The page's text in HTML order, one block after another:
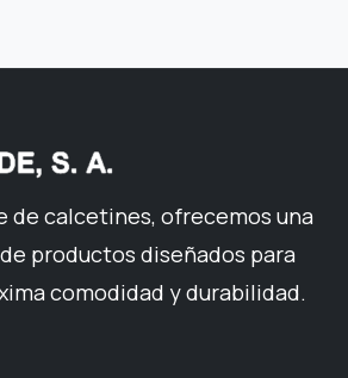
de calcetines, ofrecemos una
productos diseñados para
comodidad y durabilidad.